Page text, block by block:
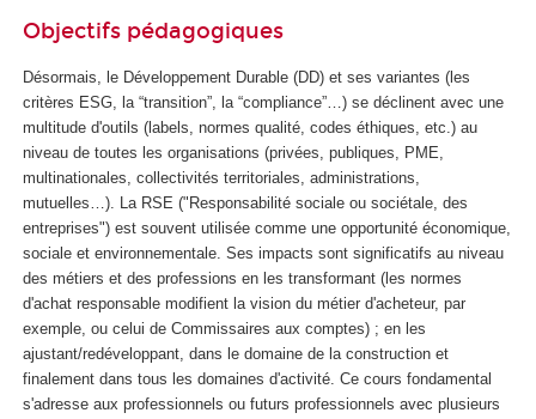
Objectifs pédagogiques
Désormais, le Développement Durable (DD) et ses variantes (les
critères ESG, la “transition”, la “compliance”…) se déclinent avec une
multitude d'outils (labels, normes qualité, codes éthiques, etc.) au
niveau de toutes les organisations (privées, publiques, PME,
multinationales, collectivités territoriales, administrations,
mutuelles…). La RSE ("Responsabilité sociale ou sociétale, des
entreprises") est souvent utilisée comme une opportunité économique,
sociale et environnementale. Ses impacts sont significatifs au niveau
des métiers et des professions en les transformant (les normes
d'achat responsable modifient la vision du métier d'acheteur, par
exemple, ou celui de Commissaires aux comptes) ; en les
ajustant/redéveloppant, dans le domaine de la construction et
finalement dans tous les domaines d'activité. Ce cours fondamental
s'adresse aux professionnels ou futurs professionnels avec plusieurs